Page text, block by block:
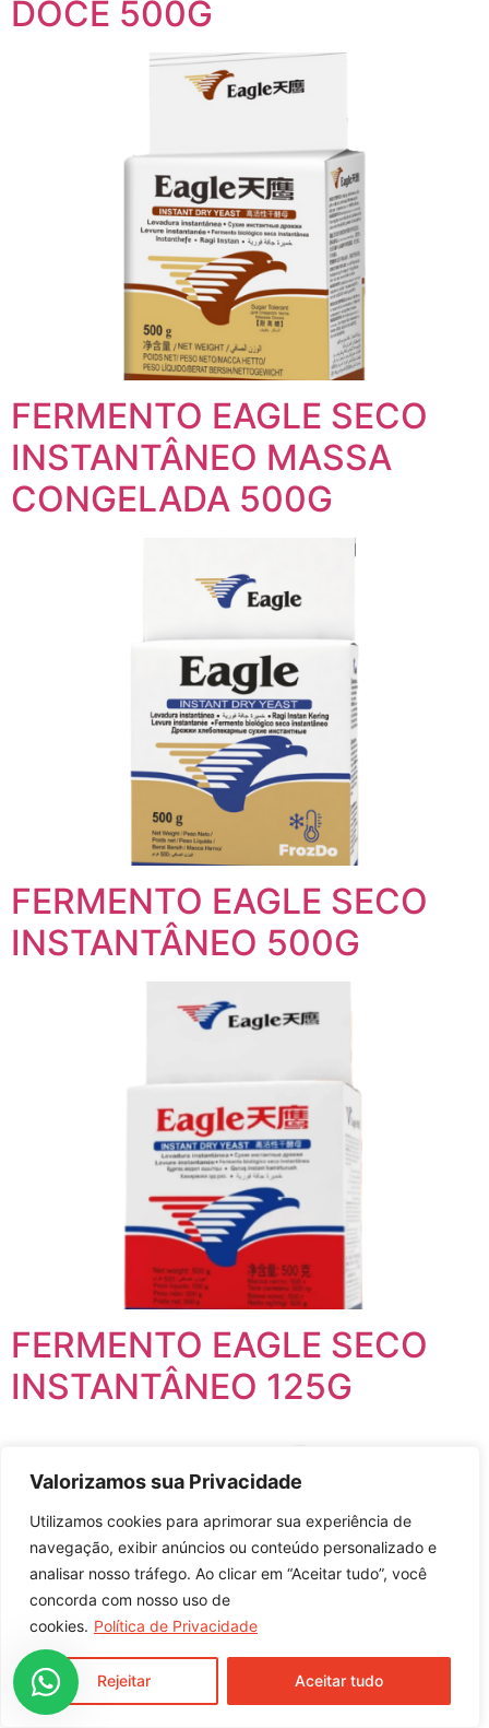
Valorizamos sua Privacidade
Utilizamos cookies para aprimorar sua experiência de
navegação, exibir anúncios ou conteúdo personalizado e
analisar nosso tráfego. Ao clicar em “Aceitar tudo”, você
concorda com nosso uso de
cookies. Política de Privacidade
Rejeitar Aceitar tudo
DOCE 500G
FERMENTO EAGLE SECO
INSTANTÂNEO MASSA
CONGELADA 500G
FERMENTO EAGLE SECO
INSTANTÂNEO 500G
FERMENTO EAGLE SECO
INSTANTÂNEO 125G